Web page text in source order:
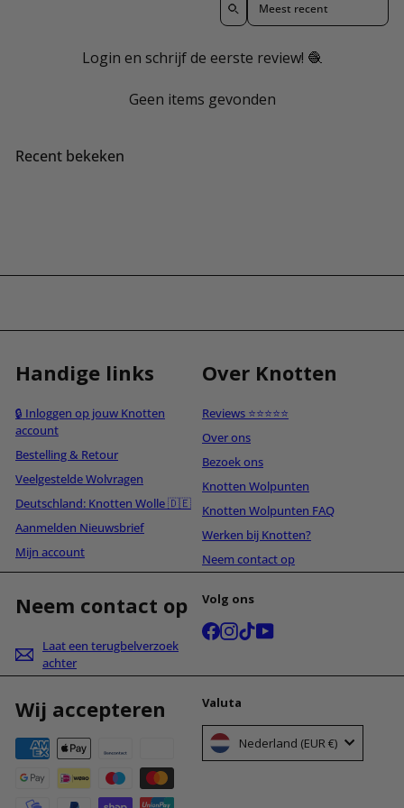
i
s
Login en schrijf de eerste review! 🧶
Geen items gevonden
Recent bekeken
Handige links
🔒 Inloggen op jouw Knotten
account
Bestelling & Retour
Veelgestelde Wolvragen
Deutschland: Knotten Wolle 🇩🇪
Aanmelden Nieuwsbrief
Mijn account
Over Knotten
Reviews ⭐⭐⭐⭐⭐
Over ons
Bezoek ons
Knotten Wolpunten
Knotten Wolpunten FAQ
Werken bij Knotten?
Neem contact op
Neem contact op
Laat een terugbelverzoek
achter
Volg ons
Facebook
Instagram
TikTokYouTube
Wij accepteren Valuta
Nederland (EUR €)